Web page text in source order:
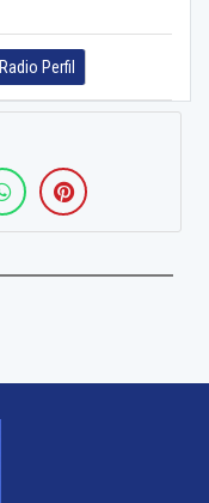
Radio Perfil